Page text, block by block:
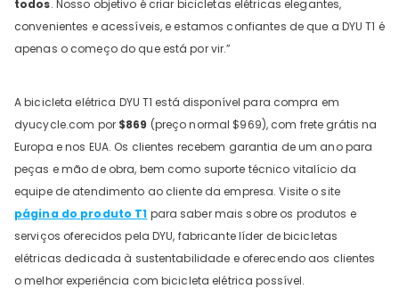
todos. Nosso objetivo é criar bicicletas elétricas elegantes,
convenientes e acessíveis, e estamos confiantes de que a DYU T1 é
apenas o começo do que está por vir.”
A bicicleta elétrica DYU T1 está disponível para compra em
dyucycle.com por $869 (preço normal $969), com frete grátis na
Europa e nos EUA. Os clientes recebem garantia de um ano para
peças e mão de obra, bem como suporte técnico vitalício da
equipe de atendimento ao cliente da empresa. Visite o site
página do produto T1 para saber mais sobre os produtos e
serviços oferecidos pela DYU, fabricante líder de bicicletas
elétricas dedicada à sustentabilidade e oferecendo aos clientes
o melhor experiência com bicicleta elétrica possível.